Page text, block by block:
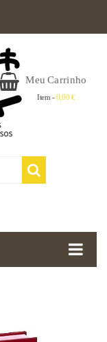
Meu Carrinho
Item - 0,00 €